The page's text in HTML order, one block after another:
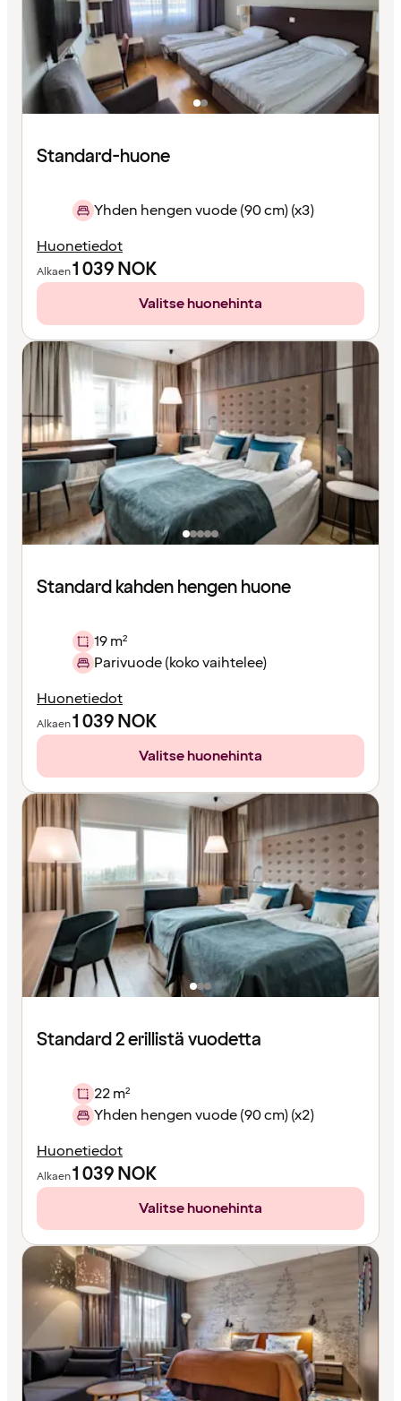
Standard-huone
Yhden hengen vuode (90 cm) (x3)
Huonetiedot
Alkaen1 039NOK
Valitse huonehinta
Standard kahden hengen huone
19 m²
Parivuode (koko vaihtelee)
Huonetiedot
Alkaen1 039NOK
Valitse huonehinta
Standard 2 erillistä vuodetta
22 m²
Yhden hengen vuode (90 cm) (x2)
Huonetiedot
Alkaen1 039NOK
Valitse huonehinta